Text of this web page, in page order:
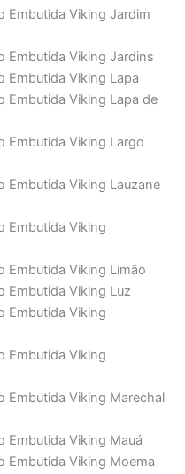
Embutida Viking Jardim
Embutida Viking Jardins
Embutida Viking Lapa
Embutida Viking Lapa de
Embutida Viking Largo
Embutida Viking Lauzane
Embutida Viking
Embutida Viking Limão
Embutida Viking Luz
Embutida Viking
Embutida Viking
Embutida Viking Marechal
Embutida Viking Mauá
Embutida Viking Moema